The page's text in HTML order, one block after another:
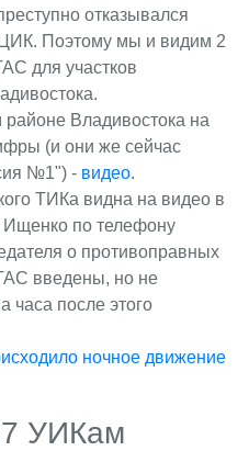
отказывался
Поэтому мы и видим 2
для участков
Владивостока на
(и они же сейчас
№1") - видео.
ТИКа видна на видео в
Ищенко по телефону
о противоправных
введены, но не
часа после этого
ночное движение
УИКам